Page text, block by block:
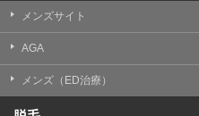
メンズサイト
AGA
メンズ（ED治療）